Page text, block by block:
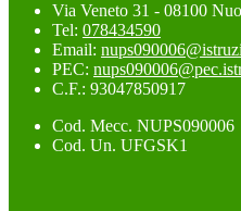
Via Veneto 31 - 08100
Tel: 078434590
Email:
PEC:
C.F.: 93047850917
Cod. Mecc. NUPS090006
Cod. Un. UFGSK1